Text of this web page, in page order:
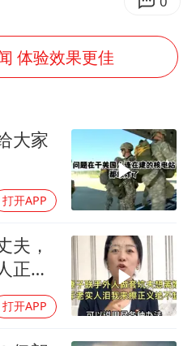
风来袭 是否会相互影响
李亚鹏向地铁吐血女孩捐99999元
经济展现强大韧性和活力
体验效果更佳
大家
打开APP
夫，
正义
打开APP